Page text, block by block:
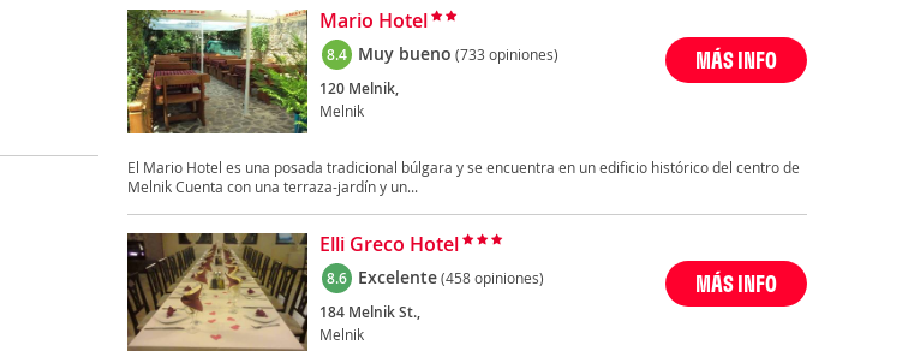
Mario Hotel
8.4 Muy bueno (733 opiniones)
120 Melnik,
Melnik
MÁS INFO
El Mario Hotel es una posada tradicional búlgara y se encuentra en un edificio histórico del centro de
Melnik Cuenta con una terraza-jardín y un...
Elli Greco Hotel
8.6 Excelente(458 opiniones)
184 Melnik St.,
Melnik
MÁS INFO